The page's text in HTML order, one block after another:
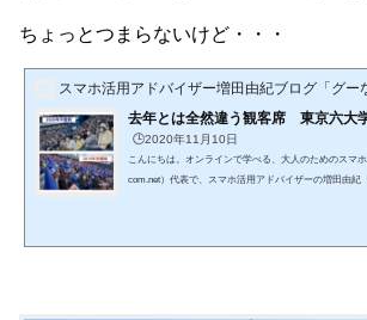
ちょっとつまらないけど・・・
スマホ活用アドバイザー増田由紀ブログ「グー
去年とは全然違う観客席 東京六大
🕒️2020年11月10日
こんにちは。オンラインで学べる、大人のためのスマ
com.net）代表で、スマホ活用アドバイザーの増田由紀